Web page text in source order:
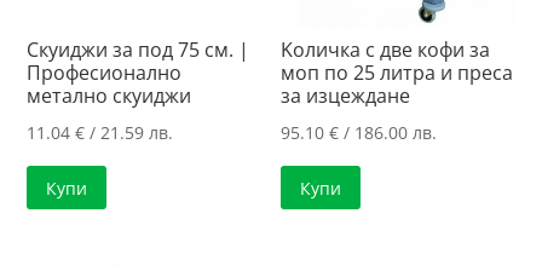
Скуиджи за под 75 см. |
Професионално
метално скуиджи
11.04€ / 21.59 лв.
Купи
Kоличка с две кофи за
моп по 25 литра и преса
за изцеждане
95.10€ / 186.00 лв.
Купи